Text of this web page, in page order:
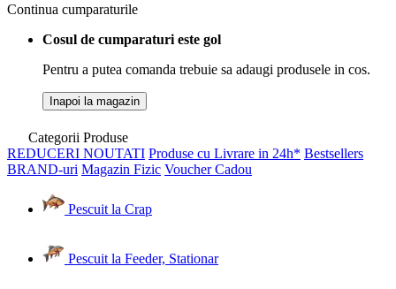
Continua cumparaturile
Cosul de cumparaturi este gol
Pentru a putea comanda trebuie sa adaugi produsele in cos.
Inapoi la magazin
Categorii Produse
REDUCERI NOUTATI Produse cu Livrare in 24h* Bestsellers
BRAND-uri Magazin Fizic Voucher Cadou
Pescuit la Crap
Pescuit la Feeder, Stationar